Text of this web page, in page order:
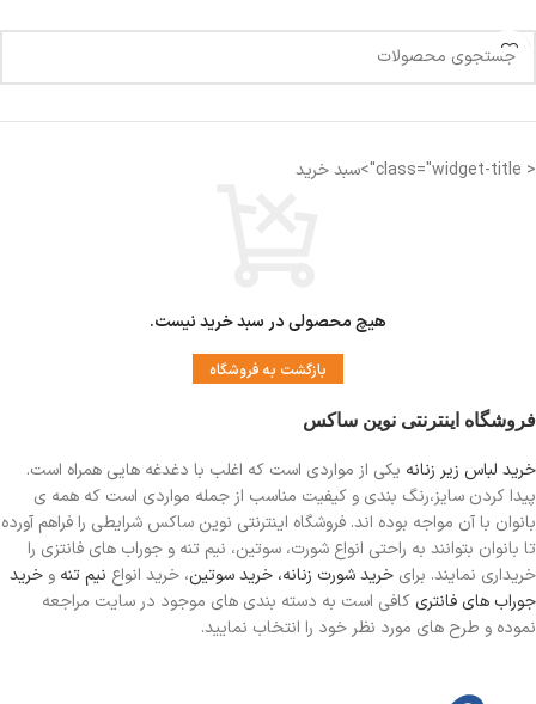
< class="widget-title">سبد خرید
هیچ محصولی در سبد خرید نیست.
بازگشت به فروشگاه
فروشگاه اینترنتی نوین ساکس
خرید لباس زیر زنانه یکی از مواردی است که اغلب با دغدغه هایی همراه است.
پیدا کردن سایز،رنگ بندی و کیفیت مناسب از جمله مواردی است که همه ی
بانوان با آن مواجه بوده اند. فروشگاه اینترنتی نوین ساکس شرایطی را فراهم آورده
تا بانوان بتوانند به راحتی انواع شورت، سوتین، نیم تنه و جوراب های فانتزی را
خریداری نمایند. برای خرید شورت زنانه، خرید سوتین، خرید انواع نیم تنه و خرید
جوراب های فانتری کافی است به دسته بندی های موجود در سایت مراجعه
نموده و طرح های مورد نظر خود را انتخاب نمایید.